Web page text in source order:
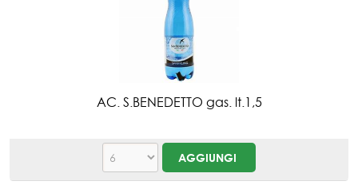
AC. S.BENEDETTO gas. lt.1,5